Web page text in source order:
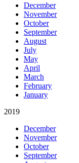
December
November
October
September
August
July
May
April
March
February
January
2019
December
November
October
September